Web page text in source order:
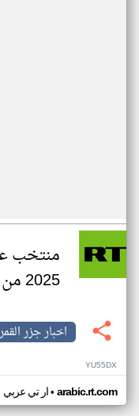
منتخب
2025 من دور المجموعات
اخبار جزر القمر
YU55DX
ار تي عربي• arabic.rt.com